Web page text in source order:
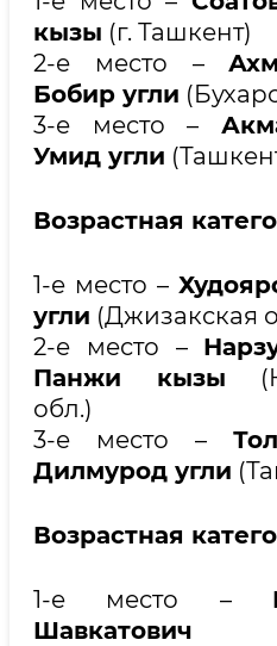
кызы (г. Ташкент)
2-е место –
Бобир угли
3-е место –
Умид угли
Возрастная
1-е место –
угли (Джизакская
2-е место –
Панжи кызы
обл.)
3-е место –
Дилмурод угли
Возрастная
1-е место –
Шавкатович